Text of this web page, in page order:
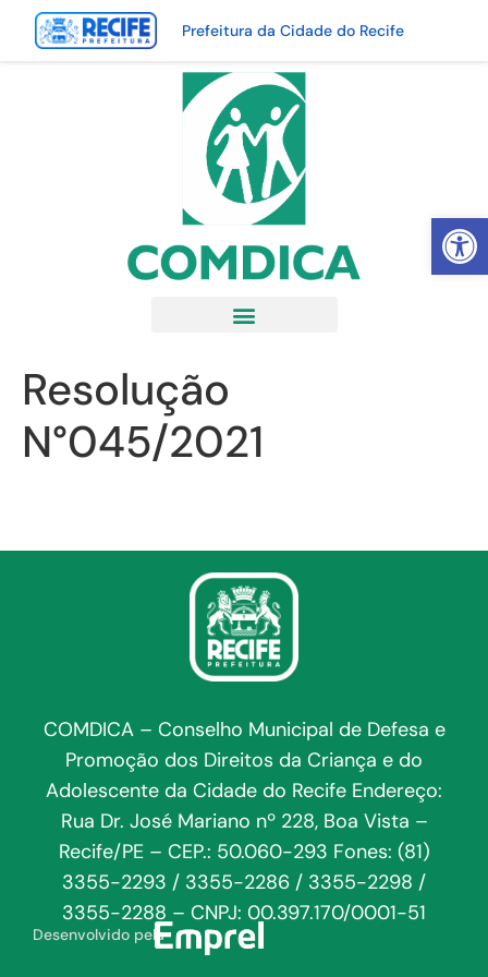
Abrir
Prefeitura da Cidade do Recife
Resolução
N°045/2021
COMDICA – Conselho Municipal de Defesa e
Promoção dos Direitos da Criança e do
Adolescente da Cidade do Recife Endereço:
Rua Dr. José Mariano nº 228, Boa Vista –
Recife/PE – CEP.: 50.060-293 Fones: (81)
3355-2293 / 3355-2286 / 3355-2298 /
3355-2288 – CNPJ: 00.397.170/0001-51
Desenvolvido pela